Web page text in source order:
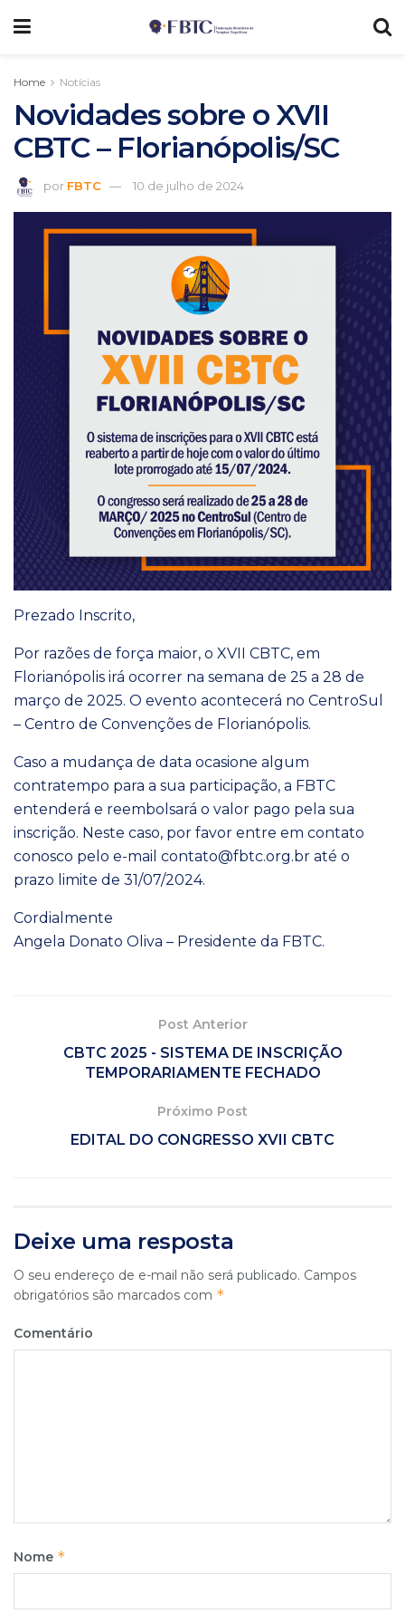
Home Notícias
Novidades sobre o XVII
CBTC – Florianópolis/SC
por FBTC 10 de julho de 2024
Prezado Inscrito,
Por razões de força maior, o XVII CBTC, em
Florianópolis irá ocorrer na semana de 25 a 28 de
março de 2025. O evento acontecerá no CentroSul
– Centro de Convenções de Florianópolis.
Caso a mudança de data ocasione algum
contratempo para a sua participação, a FBTC
entenderá e reembolsará o valor pago pela sua
inscrição. Neste caso, por favor entre em contato
conosco pelo e-mail contato@fbtc.org.br até o
prazo limite de 31/07/2024.
Cordialmente
Angela Donato Oliva – Presidente da FBTC.
Post Anterior
CBTC 2025 - SISTEMA DE INSCRIÇÃO
TEMPORARIAMENTE FECHADO
Próximo Post
EDITAL DO CONGRESSO XVII CBTC
Deixe uma resposta
O seu endereço de e-mail não será publicado. Campos
obrigatórios são marcados com *
Comentário
Nome *